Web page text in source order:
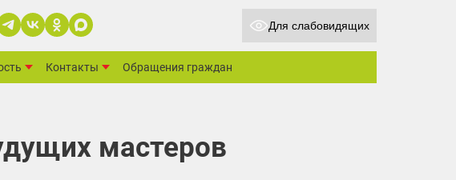
Для слабовидящих
Контакты Обращения граждан
мастеров